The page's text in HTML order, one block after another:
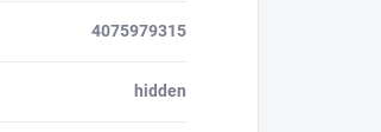
4075979315
hidden